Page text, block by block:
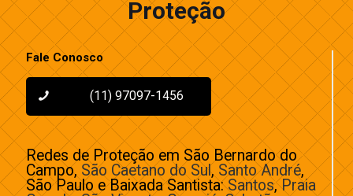
Proteção
Fale Conosco
(11) 97097-1456
Redes de Proteção em São Bernardo do
Campo, São Caetano do Sul, Santo André,
São Paulo e Baixada Santista:Santos,Praia